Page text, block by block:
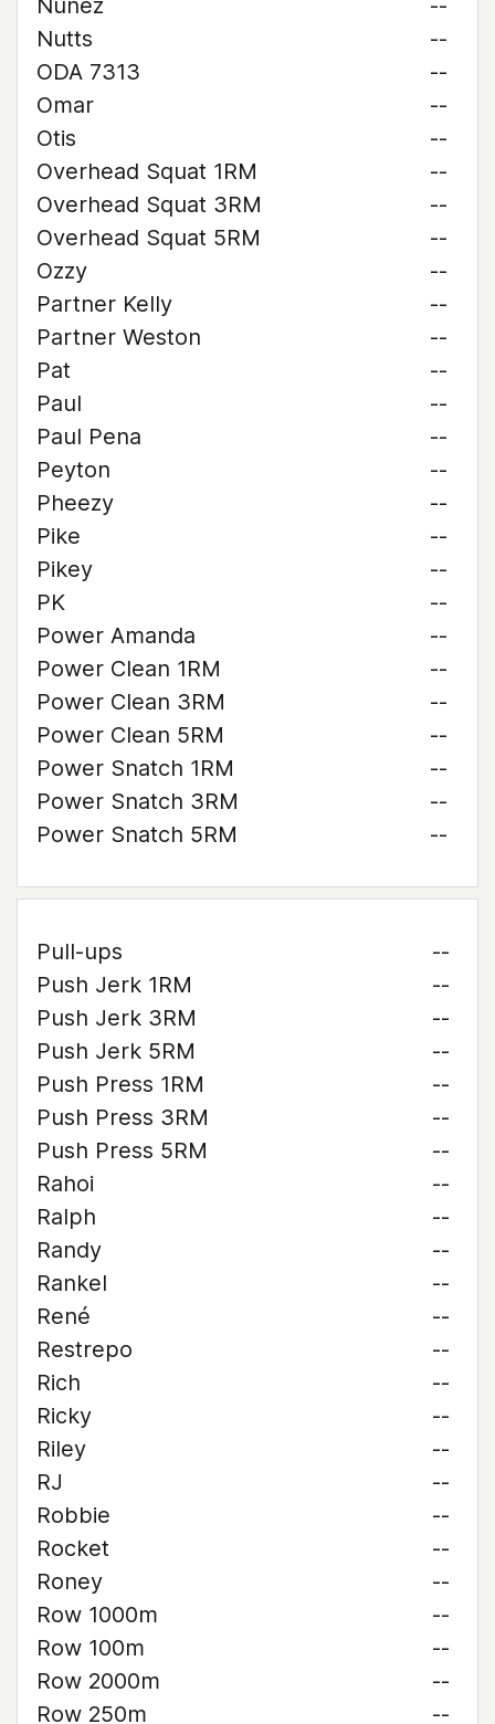
Nunez
--
Nutts
--
ODA 7313
--
Omar
--
Otis
--
Overhead Squat 1RM
--
Overhead Squat 3RM
--
Overhead Squat 5RM
--
Ozzy
--
Partner Kelly
--
Partner Weston
--
Pat
--
Paul
--
Paul Pena
--
Peyton
--
Pheezy
--
Pike
--
Pikey
--
PK
--
Power Amanda
--
Power Clean 1RM
--
Power Clean 3RM
--
Power Clean 5RM
--
Power Snatch 1RM
--
Power Snatch 3RM
--
Power Snatch 5RM
--
Pull-ups
--
Push Jerk 1RM
--
Push Jerk 3RM
--
Push Jerk 5RM
--
Push Press 1RM
--
Push Press 3RM
--
Push Press 5RM
--
Rahoi
--
Ralph
--
Randy
--
Rankel
--
René
--
Restrepo
--
Rich
--
Ricky
--
Riley
--
RJ
--
Robbie
--
Rocket
--
Roney
--
Row 1000m
--
Row 100m
--
Row 2000m
--
Row 250m
--